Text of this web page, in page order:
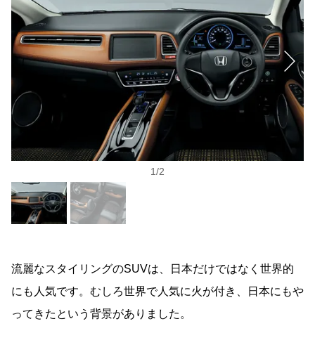
1/2
流麗なスタイリングのSUVは、日本だけではなく世界的
にも人気です。むしろ世界で人気に火が付き、日本にもや
ってきたという背景がありました。